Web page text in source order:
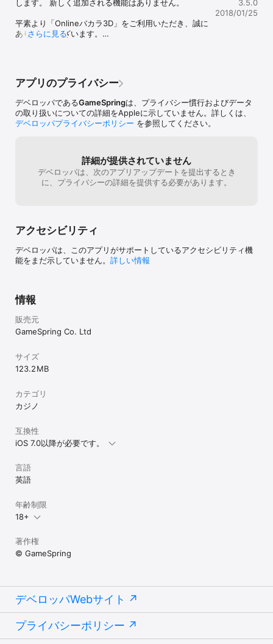
● 毎日、毎時間得られる無料チップ
● ラッキーボーナス：購入ごとにもらえるチップが最大5倍！
ポーカー？ルーレット？ブラックジャック？
カジノゲームはたくさんあるけど、本場カジノを体験するにはやっ
ぱりバカラ！
簡単なルールとトランプで誰でも気軽に楽しめる！無料だから、初
心者でも心配なし！
実際のカジノと同じルールだから、本場に行く前の練習にも最適！
本場カジノディーラーが絶賛する本格カジノゲームは「Onlineバカ
ラ3D」だけ！
「認知症予防にもカジノ」の時代がやってきた！
信環境の悪いところでは、ゲームをプレイ出来ません。通信状況の
良い場所でプレイしてください。
※ 本アプリケーションは現金でのギャンブルや現金または賞金を獲
得する機会は提供しておりません。娯楽目的のみを意図したもの
→3.メール本文にご意見･ご要望等をご入力の
します。 新しく追加される機能はありません。
平素より「Onlineバカラ3D」をご利用いただき、誠に
ありがとうございます。
「Onlineバカラ3D」がお気に召されましたら、星５つ
皆様のご意見は今後より良いゲーム開発のための力に
なります！
さらに見る
3.5.0
2018/01/25
アプリのプライバシー
デベロッパであるGameSpringは、プライバシー慣行およびデータ
の取り扱いについての詳細をAppleに示していません。詳しくは、
デベロッパプライバシーポリシー を参照してください。
詳細が提供されていません
デベロッパは、次のアプリアップデートを提出するとき
に、プライバシーの詳細を提供する必要があります。
アクセシビリティ
デベロッパは、このアプリがサポートしているアクセシビリティ機
能をまだ示していません。 詳しい情報
情報
販売元
GameSpring Co. Ltd
サイズ
123.2 MB
カテゴリ
カジノ
互換性
iOS 7.0以降が必要です。
言語
英語
年齢制限
18+
著作権
© GameSpring
デベロッパWebサイト
プライバシーポリシー